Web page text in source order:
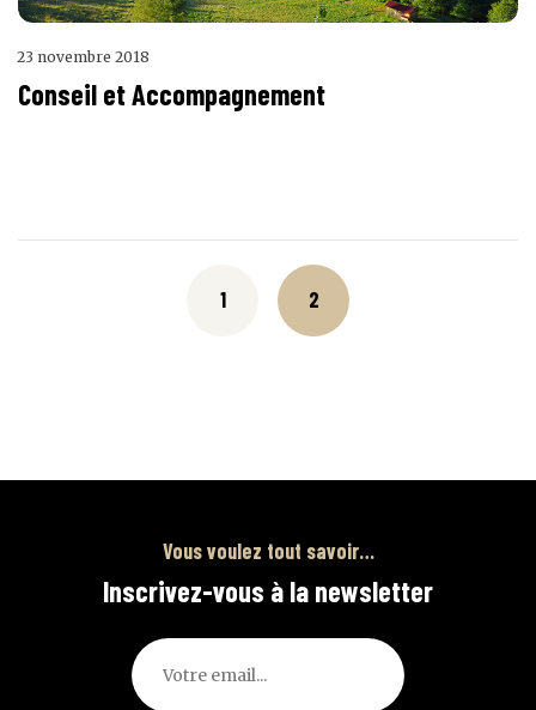
23 novembre 2018
Conseil et Accompagnement
1 2
Vous voulez tout savoir…
Inscrivez-vous à la newsletter